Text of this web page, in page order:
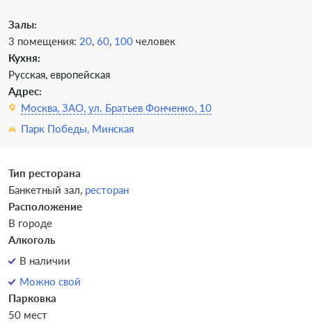
Залы:
3 помещения: 20, 60, 100 человек
Кухня:
Русская, европейская
Адрес:
Москва, ЗАО, ул. Братьев Фонченко, 10
Парк Победы, Минская
Тип ресторана
Банкетный зал, ресторан
Расположение
В городе
Алкоголь
В наличии
Можно свой
Парковка
50 мест